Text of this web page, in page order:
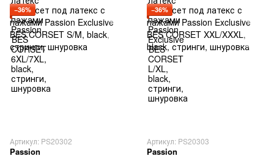
−36%
Артикул: PS20302
Passion
−36%
Артикул: PS20303
Passion